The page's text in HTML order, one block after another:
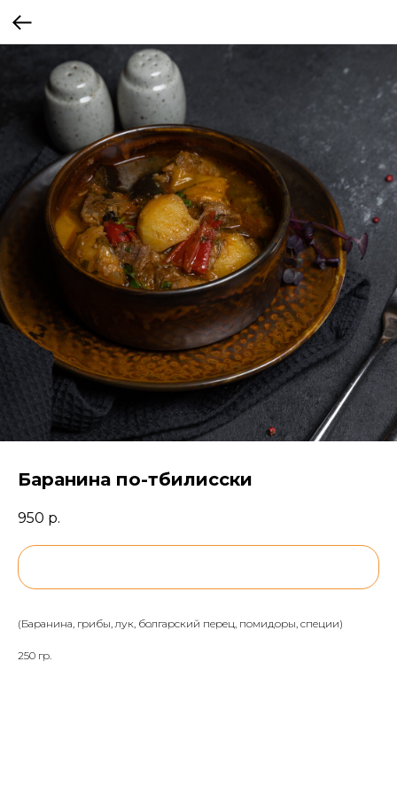
Баранина по-тбилисски
950 р.
(Баранина, грибы, лук, болгарский перец, помидоры, специи)
250 гр.